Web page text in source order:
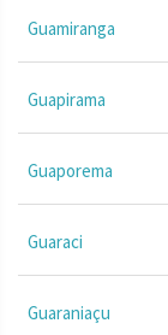
Guamiranga
Guapirama
Guaporema
Guaraci
Guaraniaçu